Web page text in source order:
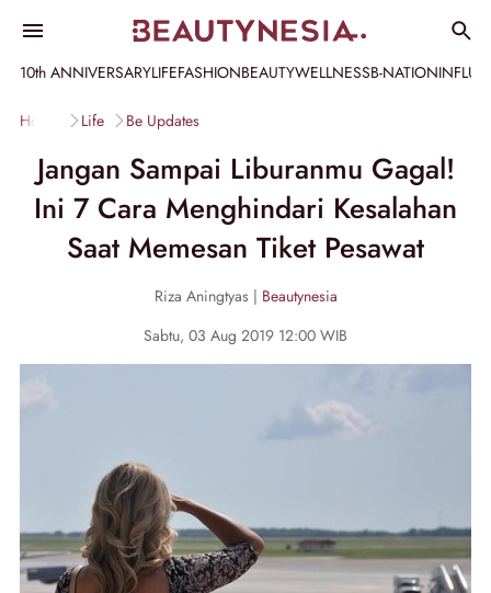
10th ANNIVERSARYLIFEFASHIONBEAUTYWELLNESSB-NATION
Home Life Be Updates
Jangan Sampai Liburanmu Gagal!
Ini 7 Cara Menghindari Kesalahan
Saat Memesan Tiket Pesawat
Riza Aningtyas | Beautynesia
Sabtu, 03 Aug 2019 12:00 WIB